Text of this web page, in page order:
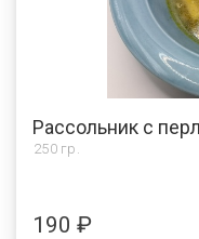
250 гр.
190 ₽